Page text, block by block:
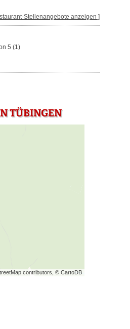
Stellenangebote anzeigen ]
5 (1)
TÜBINGEN
contributors, © CartoDB